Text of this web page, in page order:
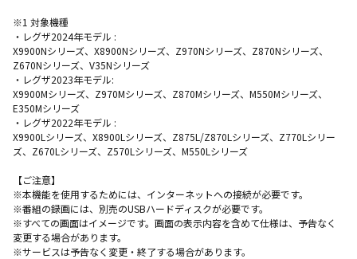
※1 対象機種
・レグザ2024年モデル :
X9900Nシリーズ、X8900Nシリーズ、Z970Nシリーズ、Z870Nシリーズ、
Z670Nシリーズ、V35Nシリーズ
・レグザ2023年モデル:
X9900Mシリーズ、Z970Mシリーズ、Z870Mシリーズ、M550Mシリーズ、
E350Mシリーズ
・レグザ2022年モデル :
X9900Lシリーズ、X8900Lシリーズ、Z875L/Z870Lシリーズ、Z770Lシリー
ズ、Z670Lシリーズ、Z570Lシリーズ、M550Lシリーズ
【ご注意】
※本機能を使用するためには、インターネットへの接続が必要です。
※番組の録画には、別売のUSBハードディスクが必要です。
※すべての画面はイメージです。画面の表示内容を含めて仕様は、予告なく
変更する場合があります。
※サービスは予告なく変更・終了する場合があります。